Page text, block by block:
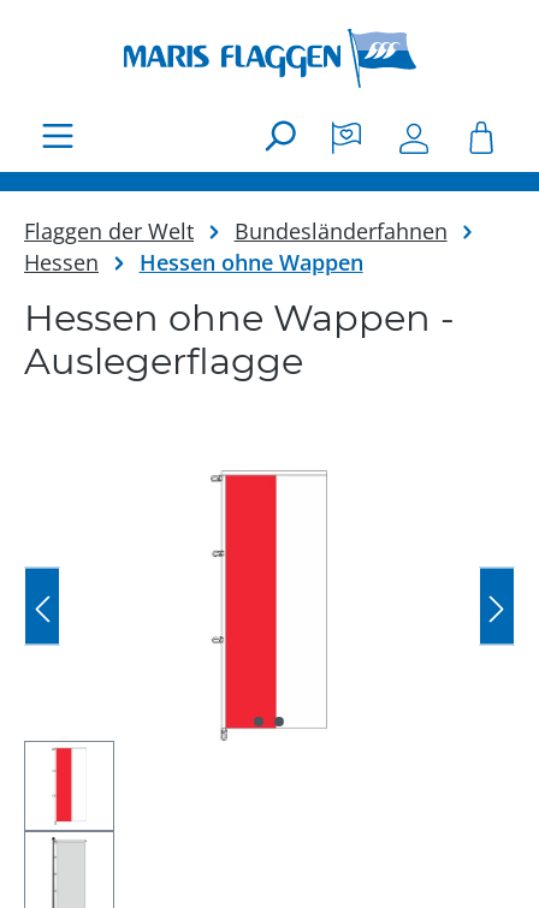
Flaggen der Welt
Bundesländerfahnen
Hessen
Hessen ohne Wappen
Hessen ohne Wappen -
Auslegerflagge
Bildergalerie überspringen